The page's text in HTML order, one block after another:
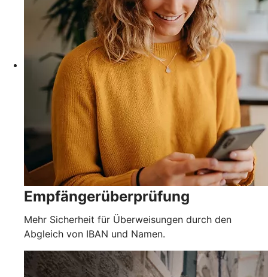
Empfängerüberprüfung
Mehr Sicherheit für Überweisungen durch den
Abgleich von IBAN und Namen.